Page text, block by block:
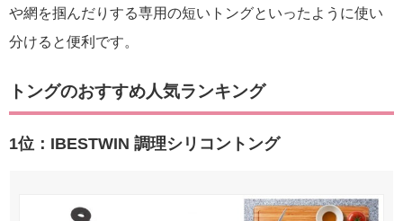
や網を掴んだりする専用の短いトングといったように使い
分けると便利です。
トングのおすすめ人気ランキング
1位：IBESTWIN 調理シリコントング